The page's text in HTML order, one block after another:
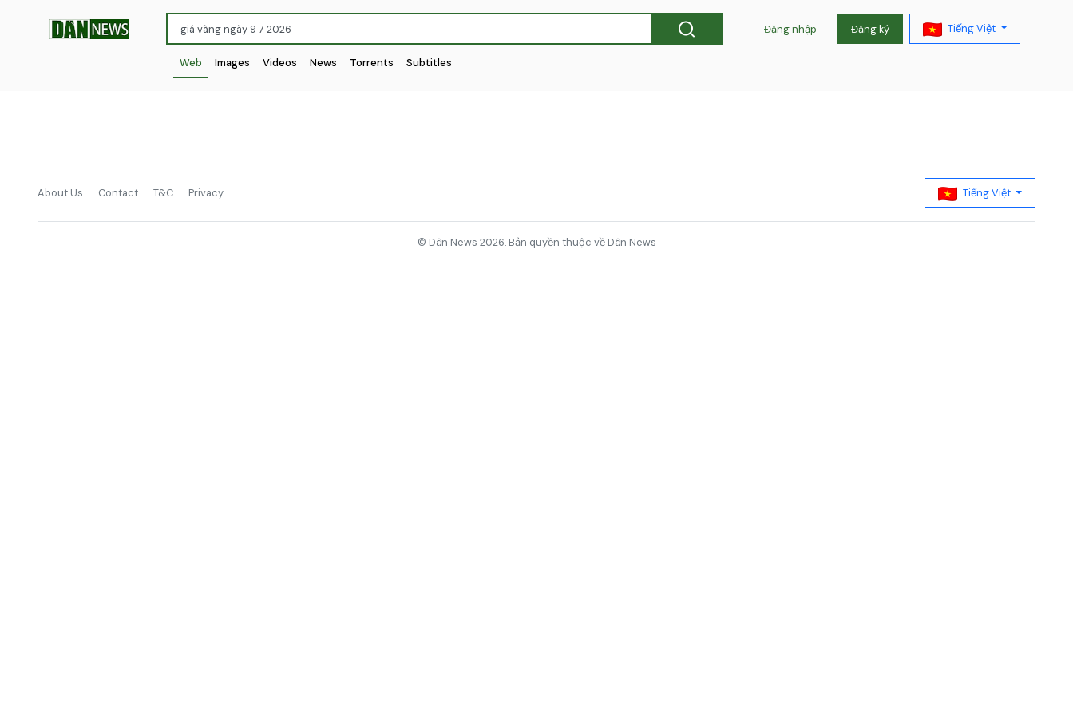
Đăng nhập Đăng ký Tiếng Việt
Web Images Videos News Torrents Subtitles
About Us Contact T&C Privacy Tiếng Việt
© Dân News 2026. Bản quyền thuộc về Dân News